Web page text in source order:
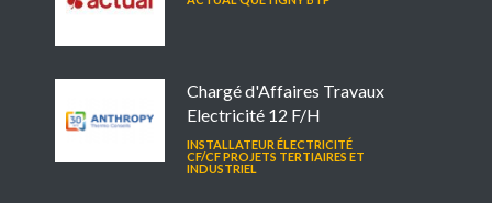
Chargé d'Affaires Travaux
Electricité 12 F/H
INSTALLATEUR ÉLECTRICITÉ
CF/CF PROJETS TERTIAIRES ET
INDUSTRIEL